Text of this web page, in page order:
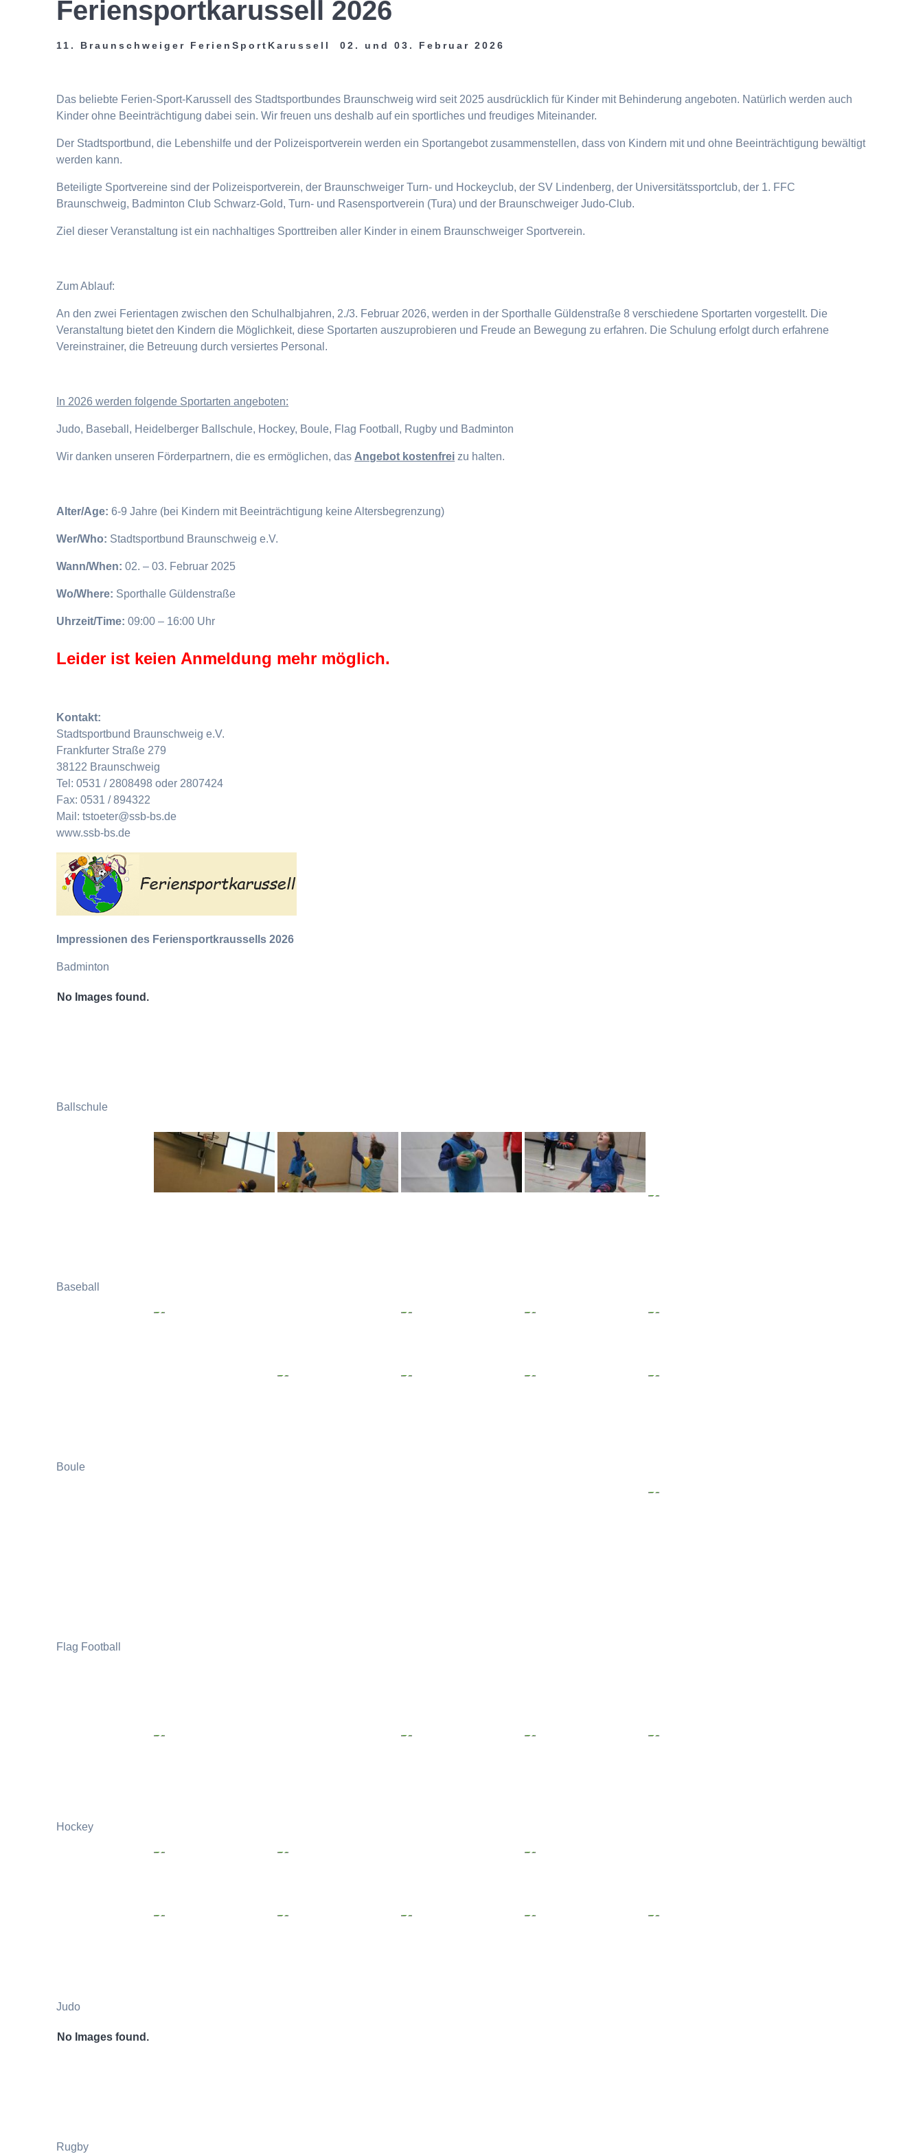
Feriensportkarussell 2026
11. Braunschweiger FerienSportKarussell 02. und 03. Februar 2026
Das beliebte Ferien-Sport-Karussell des Stadtsportbundes Braunschweig wird seit 2025 ausdrücklich für Kinder mit Behinderung angeboten. Natürlich werden auch
Kinder ohne Beeinträchtigung dabei sein. Wir freuen uns deshalb auf ein sportliches und freudiges Miteinander.
Der Stadtsportbund, die Lebenshilfe und der Polizeisportverein werden ein Sportangebot zusammenstellen, dass von Kindern mit und ohne Beeinträchtigung bewältigt
werden kann.
Beteiligte Sportvereine sind der Polizeisportverein, der Braunschweiger Turn- und Hockeyclub, der SV Lindenberg, der Universitätssportclub, der 1. FFC
Braunschweig, Badminton Club Schwarz-Gold, Turn- und Rasensportverein (Tura) und der Braunschweiger Judo-Club.
Ziel dieser Veranstaltung ist ein nachhaltiges Sporttreiben aller Kinder in einem Braunschweiger Sportverein.
Zum Ablauf:
An den zwei Ferientagen zwischen den Schulhalbjahren, 2./3. Februar 2026, werden in der Sporthalle Güldenstraße 8 verschiedene Sportarten vorgestellt. Die
Veranstaltung bietet den Kindern die Möglichkeit, diese Sportarten auszuprobieren und Freude an Bewegung zu erfahren. Die Schulung erfolgt durch erfahrene
Vereinstrainer, die Betreuung durch versiertes Personal.
n 2026 werden folgende Sportarten angeboten:
Judo, Baseball, Heidelberger Ballschule, Hockey, Boule, Flag Football, Rugby und Badminton
Wir danken unseren Förderpartnern, die es ermöglichen, das Angebot kostenfrei zu halten.
Alter/Age:6-9 Jahre (bei Kindern mit Beeinträchtigung keine Altersbegrenzung)
Wer/Who: Stadtsportbund Braunschweig e.V.
Wann/When:02. – 03. Februar 2025
Wo/Where: Sporthalle Güldenstraße
Uhrzeit/Time:09:00 – 16:00 Uhr
Leider ist keien Anmeldung mehr möglich.
Kontakt:
Stadtsportbund Braunschweig e.V.
Frankfurter Straße 279
38122 Braunschweig
Tel: 0531 / 2808498 oder 2807424
Fax: 0531 / 894322
Mail: tstoeter@ssb-bs.de
www.ssb-bs.de
Impressionen des Feriensportkraussells 2026
Badminton
No Images found.
Ballschule
Baseball
Boule
Flag Football
Hockey
Judo
No Images found.
Rugby